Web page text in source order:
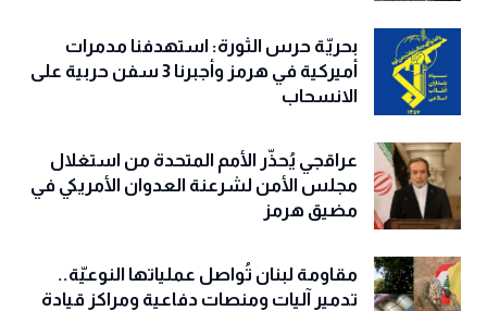
بحريّة حرس الثورة: استهدفنا مدمرات
أميركية في هرمز وأجبرنا 3 سفن حربية على
الانسحاب
عراقجي يُحذّر الأمم المتحدة من استغلال
مجلس الأمن لشرعنة العدوان الأمريكي في
مضيق هرمز
مقاومة لبنان تُواصل عملياتها النوعيّة..
تدمير آليات ومنصات دفاعية ومراكز قيادة